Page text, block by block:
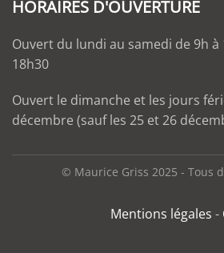
HORAIRES D'OUVERTURE
Ouvert du lundi au samedi de 9h à
18h30
Ouvert le dimanche et les jours
décembre (sauf les 25 et 26
© Maurice Griss 2025 - Tous
Mentions légales -